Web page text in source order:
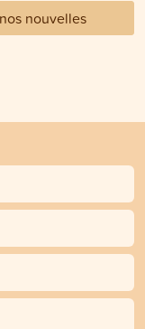
nouvelles